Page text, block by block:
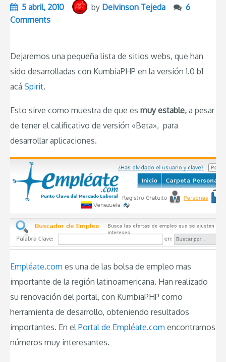
5 abril, 2010 by Deivinson Tejeda
6
Comments
Dejaremos una pequeña lista de sitios webs, que han
sido desarrolladas con KumbiaPHP en la versión 1.0 b1
acá Spirit.
Esto sirve como muestra de que es muy estable, a pesar
de tener el calificativo de versión «Beta», para
desarrollar aplicaciones.
Empléate.com es una de las bolsa de empleo mas
importante de la región latinoamericana. Han realizado
su renovación del portal, con KumbiaPHP como
herramienta de desarrollo, obteniendo resultados
importantes. En el Portal de Empléate.com encontramos
números muy interesantes.